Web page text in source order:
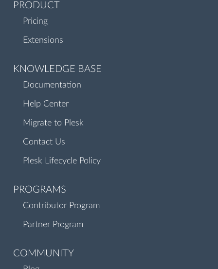
PRODUCT
Pricing
Extensions
KNOWLEDGE BASE
Documentation
Help Center
Migrate to Plesk
Contact Us
Plesk Lifecycle Policy
PROGRAMS
Contributor Program
Partner Program
COMMUNITY